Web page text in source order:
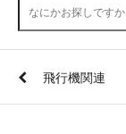
飛行機関連